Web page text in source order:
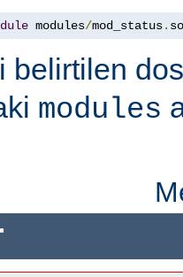
modules/mod_status. so
belirtilen
modules